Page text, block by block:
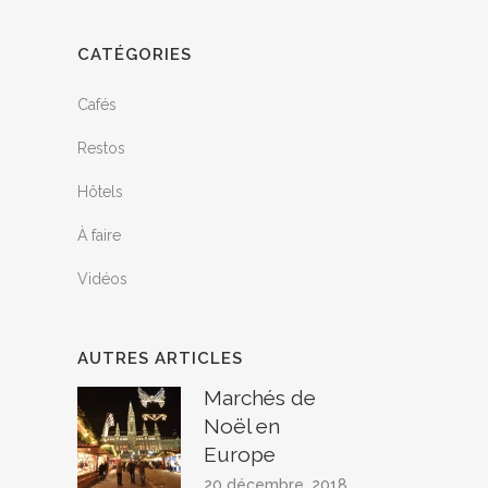
CATÉGORIES
Cafés
Restos
Hôtels
À faire
Vidéos
AUTRES ARTICLES
Marchés de
Noël en
Europe